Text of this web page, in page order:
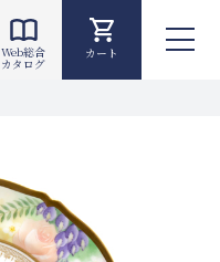
Web総合
カタログ
カート